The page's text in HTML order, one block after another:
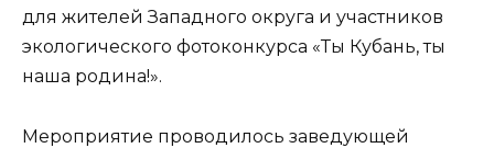
для жителей Западного округа и участников
экологического фотоконкурса «Ты Кубань, ты
наша родина!».
Мероприятие проводилось заведующей